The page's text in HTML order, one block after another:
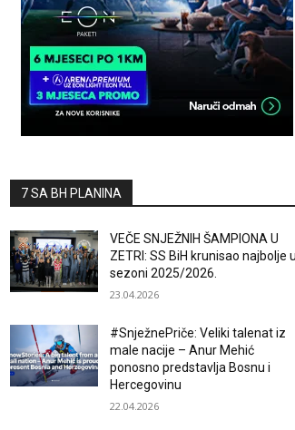
7 SA BH PLANINA
VEČE SNJEŽNIH ŠAMPIONA U
ZETRI: SS BiH krunisao najbolje u
sezoni 2025/2026.
23.04.2026
#SnježnePriče: Veliki talenat iz
male nacije – Anur Mehić
ponosno predstavlja Bosnu i
Hercegovinu
22.04.2026